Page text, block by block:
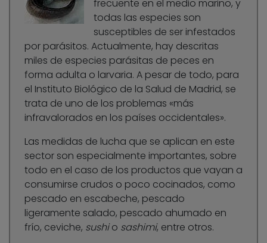
frecuente en el medio marino, y
todas las especies son
susceptibles de ser infestados
por parásitos. Actualmente, hay descritas
miles de especies parásitas de peces en
forma adulta o larvaria. A pesar de todo, para
el Instituto Biológico de la Salud de Madrid, se
trata de uno de los problemas «más
infravalorados en los países occidentales».
Las medidas de lucha que se aplican en este
sector son especialmente importantes, sobre
todo en el caso de los productos que vayan a
consumirse crudos o poco cocinados, como
pescado en escabeche, pescado
ligeramente salado, pescado ahumado en
frío, ceviche, sushio sashimi, entre otros.